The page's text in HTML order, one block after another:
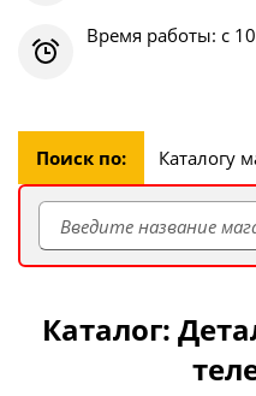
Время работы: с
Поиск по: Каталогу
Каталог: